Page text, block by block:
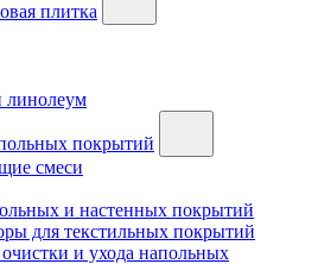
плитка
линолеум
покрытий
смеси
и настенных покрытий
для текстильных покрытий
и ухода напольных